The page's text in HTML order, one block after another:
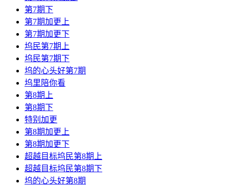
第7期下
第7期加更上
第7期加更下
坞民第7期上
坞民第7期下
坞的心头好第7期
坞里陪你看
第8期上
第8期下
特别加更
第8期加更上
第8期加更下
超越目标坞民第8期上
超越目标坞民第8期下
坞的心头好第8期